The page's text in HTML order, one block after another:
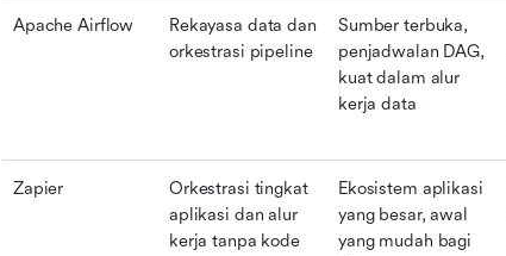
Apache Airflow
Rekayasa data dan
orkestrasi pipeline
Sumber terbuka,
penjadwalan DAG,
kuat dalam alur
kerja data
Zapier
Orkestrasi tingkat
aplikasi dan alur
kerja tanpa kode
Ekosistem aplikasi
yang besar, awal
yang mudah bagi